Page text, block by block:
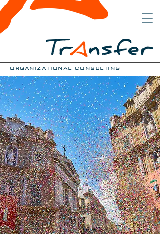
organizational consulting